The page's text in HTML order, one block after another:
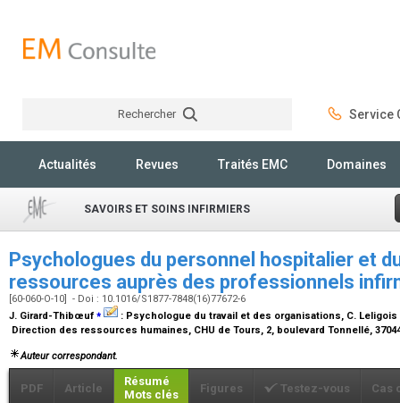
Rechercher Service
Actualités Revues Traités EMC Domaines
SAVOIRS ET SOINS INFIRMIERS
Psychologues du personnel hospitalier et
ressources auprès des professionnels
[60-060-O-10] - Doi : 10.1016/S1877-7848(16)77672-6
J. Girard-Thibœuf ⁎ : Psychologue du travail et des organisations, C.
Direction des ressources humaines, CHU de Tours, 2, boulevard Tonnellé,
Auteur correspondant.
PDF Article
Résumé
Mots clés
Figures Testez-vous Cas